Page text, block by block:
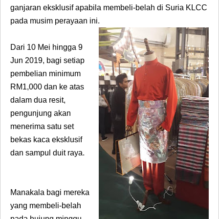
ganjaran eksklusif apabila membeli-belah di Suria KLCC
pada musim perayaan ini.
Dari 10 Mei hingga 9
Jun 2019, bagi setiap
pembelian minimum
RM1,000 dan ke atas
dalam dua resit,
pengunjung akan
menerima satu set
bekas kaca eksklusif
dan sampul duit raya.
Manakala bagi mereka
yang membeli-belah